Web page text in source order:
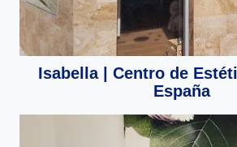
Isabella | Centro de
España